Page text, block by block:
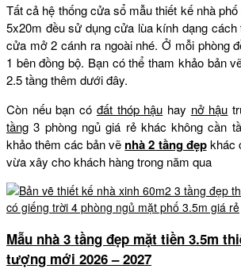
Tất cả hệ thống cửa sổ mẫu thiết kế nhà
5x20m đều sử dụng cửa lùa kính dạng
cửa mở 2 cánh ra ngoài nhé. Ở mỗi phòng
1 bên đồng bộ. Bạn có thể tham khảo bản
2.5 tầng thêm dưới đây.
Còn nếu bạn có đất thóp hậu hay nở hậu
tầng 3 phòng ngủ giá rẻ khác không cần
khảo thêm các bản vẽ nhà 2 tầng đẹpkhác
vừa xây cho khách hàng trong năm qua
Mẫu nhà 3 tầng đẹp mặt tiền 3.5m
tượng mới 2026 – 2027